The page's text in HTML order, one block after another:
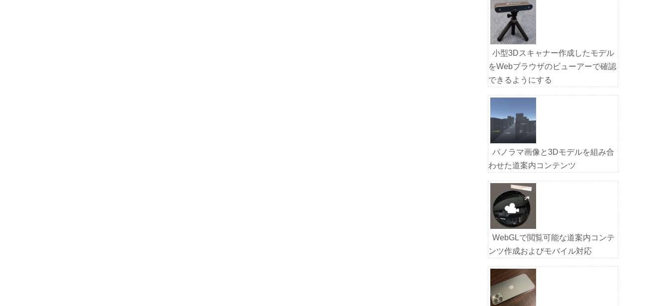
小型3Dスキャナー作成したモデル
をWebブラウザのビューアーで確認
できるようにする
パノラマ画像と3Dモデルを組み合
わせた道案内コンテンツ
WebGLで閲覧可能な道案内コンテ
ンツ作成およびモバイル対応